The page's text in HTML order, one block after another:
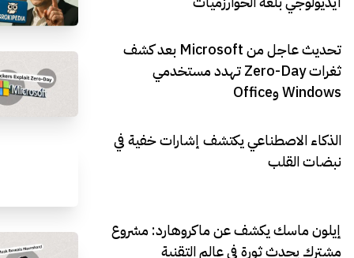
تحديث عاجل من Microsoft بعد كشف
ثغرات Zero-Day تهدد مستخدمي
Windows وOffice
الذكاء الاصطناعي يكتشف إشارات خفية في
نبضات القلب
إيلون ماسك يكشف عن ماكروهارد: مشروع
مشترك يحدث ثورة في عالم التقنية